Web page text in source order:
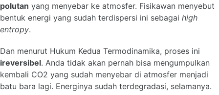
polutan yang menyebar ke atmosfer. Fisikawan menyebut
bentuk energi yang sudah terdispersi ini sebagai high
entropy.
Dan menurut Hukum Kedua Termodinamika, proses ini
ireversibel. Anda tidak akan pernah bisa mengumpulkan
kembali CO2 yang sudah menyebar di atmosfer menjadi
batu bara lagi. Energinya sudah terdegradasi, selamanya.